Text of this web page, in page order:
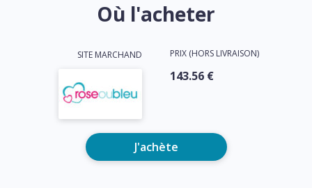
Où l'acheter
SITE MARCHAND PRIX (HORS LIVRAISON)
143.56 €
J'achète